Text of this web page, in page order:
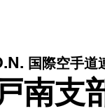
国際空手道
南支